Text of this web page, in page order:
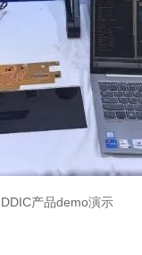
产品demo演示